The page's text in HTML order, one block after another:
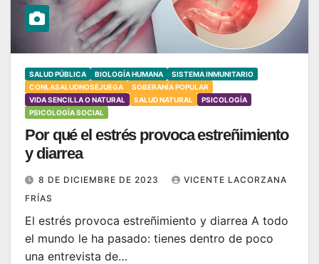
SALUD PÚBLICA BIOLOGÍA HUMANA
SISTEMA INMUNITARIO
CONLASALUDNOSEJUEGA
SOBERANÍA POPULAR
VIDA SENCILLA O NATURAL
SALUD NATURAL
PSICOLOGÍA
PSICOLOGÍA SOCIAL
Por qué el estrés provoca estreñimiento
y diarrea
8 DE DICIEMBRE DE 2023
VICENTE LACORZANA
FRÍAS
El estrés provoca estreñimiento y diarrea A todo
el mundo le ha pasado: tienes dentro de poco
una entrevista de…